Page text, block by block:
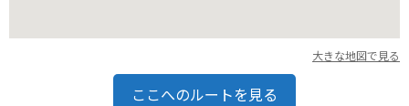
大きな地図で見る
ここへのルートを見る